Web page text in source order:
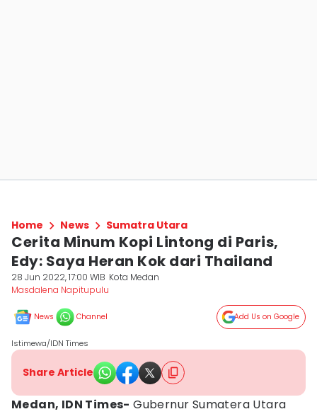
Home News Sumatra Utara
Cerita Minum Kopi Lintong di Paris,
Edy: Saya Heran Kok dari Thailand
28 Jun 2022, 17:00 WIB Kota Medan
Masdalena Napitupulu
News Channel Add Us on Google
Istimewa/IDN Times
Share Article
Medan, IDN Times- Gubernur Sumatera Utara